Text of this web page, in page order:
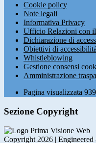
Cookie policy
Note legali
Informativa Privacy
Ufficio Relazioni con
Dichiarazione di
Obiettivi di
Whistleblowing
Gestione consensi
Amministrazione
Pagina visualizzata 939
Sezione Copyright
Copyright 2026 |